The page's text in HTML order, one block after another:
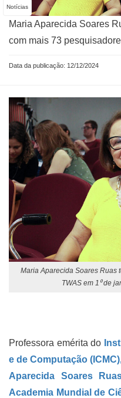
Notícias
Maria Aparecida Soares
com mais 73
Data da publicação: 12/12/2024
Maria Aparecida Soares Ruas
TWAS em 1⁰ de
Professora emérita do
e de Computação
Aparecida Soares
Academia Mundial de